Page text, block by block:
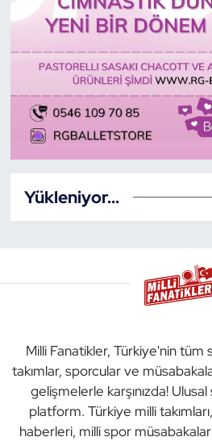
Yükleniyor...
Milli Fanatikler, Türkiye'nin tüm
takımlar, sporcular ve
gelişmelerle karşınızda!
platform. Türkiye milli
haberleri, milli spor